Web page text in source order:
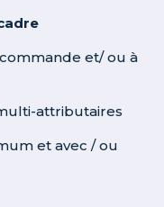
et/ ou à
attributaires
et avec / ou